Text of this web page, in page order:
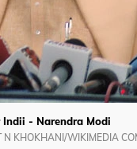
Indii - Narendra Modi
N KHOKHANI/WIKIMEDIA